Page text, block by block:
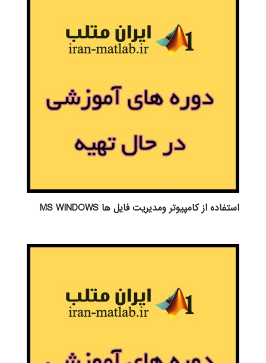
استفاده از كامپيوتر ومديريت فايل ها MS WINDOWS